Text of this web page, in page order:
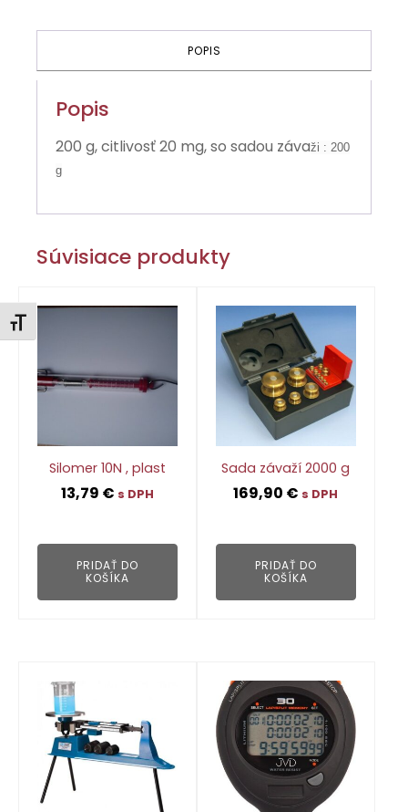
Zmeniť veľkosť písma
POPIS
Popis
200 g, citlivosť 20 mg, so sadou závaži : 200
g
Súvisiace produkty
Silomer 10N , plast
13,79 € s DPH
PRIDAŤ DO
KOŠÍKA
Sada závaží 2000 g
169,90 € s DPH
PRIDAŤ DO
KOŠÍKA